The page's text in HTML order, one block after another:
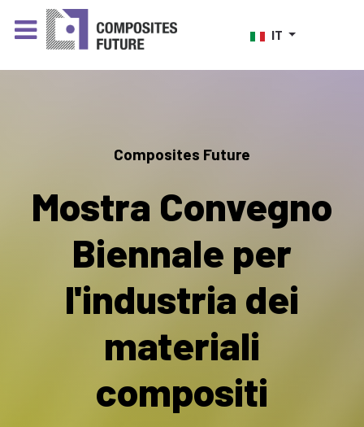
Seleziona la tua lingua
IT
Composites Future
Mostra Convegno
Biennale per
l'industria dei
materiali
compositi